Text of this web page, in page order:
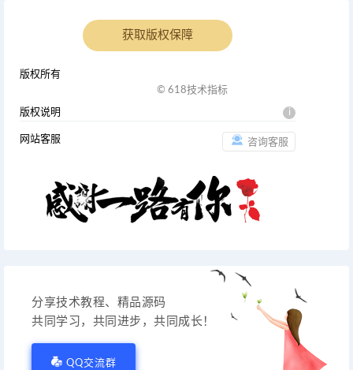
获取版权保障
版权所有
© 618技术指标
版权说明 i
网站客服 咨询客服
分享技术教程、精品源码
共同学习，共同进步，共同成长！
QQ交流群